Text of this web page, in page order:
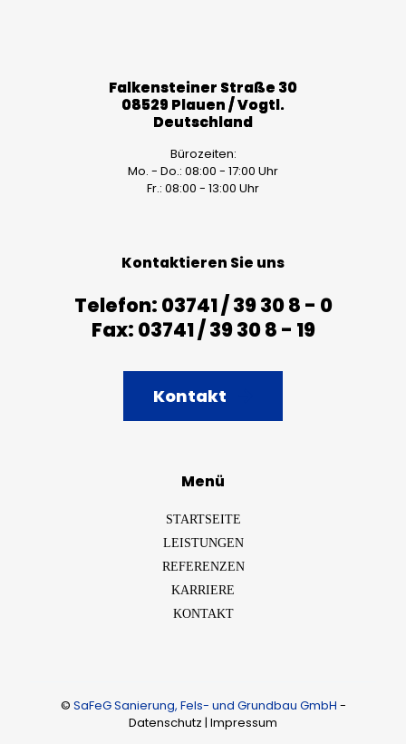
Falkensteiner Straße 30
08529 Plauen / Vogtl.
Deutschland
Bürozeiten:
Mo. - Do.: 08:00 - 17:00 Uhr
Fr.: 08:00 - 13:00 Uhr
Kontaktieren Sie uns
Telefon: 03741 / 39 30 8 - 0
Fax: 03741 / 39 30 8 - 19
Kontakt
Menü
STARTSEITE
LEISTUNGEN
REFERENZEN
KARRIERE
KONTAKT
© SaFeG Sanierung, Fels- und Grundbau GmbH -
Datenschutz | Impressum